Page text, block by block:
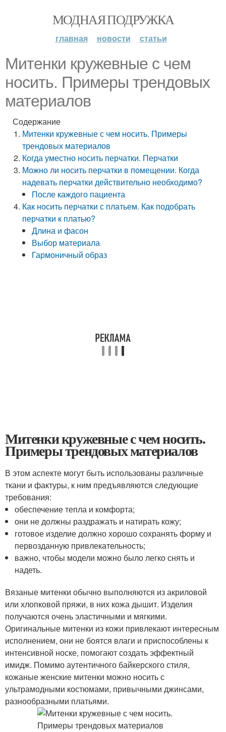
МОДНАЯ ПОДРУЖКА
главная новости статьи
Митенки кружевные с чем
носить. Примеры трендовых
материалов
Содержание
Митенки кружевные с чем носить. Примеры
трендовых материалов
Когда уместно носить перчатки. Перчатки
Можно ли носить перчатки в помещении. Когда
надевать перчатки действительно необходимо?
После каждого пациента
Как носить перчатки с платьем. Как подобрать
перчатки к платью?
Длина и фасон
Выбор материала
Гармоничный образ
Митенки кружевные с чем носить.
Примеры трендовых материалов
В этом аспекте могут быть использованы различные
ткани и фактуры, к ним предъявляются следующие
требования:
обеспечение тепла и комфорта;
они не должны раздражать и натирать кожу;
готовое изделие должно хорошо сохранять форму и
первозданную привлекательность;
важно, чтобы модели можно было легко снять и
надеть.
Вязаные митенки обычно выполняются из акриловой
или хлопковой пряжи, в них кожа дышит. Изделия
получаются очень эластичными и мягкими.
Оригинальные митенки из кожи привлекают интересным
исполнением, они не боятся влаги и приспособлены к
интенсивной носке, помогают создать эффектный
имидж. Помимо аутентичного байкерского стиля,
кожаные женские митенки можно носить с
ультрамодными костюмами, привычными джинсами,
разнообразными платьями.